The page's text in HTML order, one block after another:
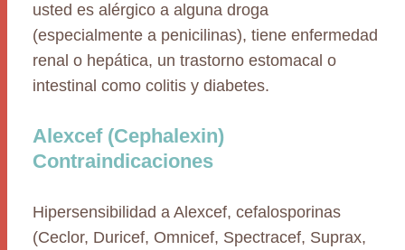
usted es alérgico a alguna droga
(especialmente a penicilinas), tiene enfermedad
renal o hepática, un trastorno estomacal o
intestinal como colitis y diabetes.
Alexcef (Cephalexin)
Contraindicaciones
Hipersensibilidad a Alexcef, cefalosporinas
(Ceclor, Duricef, Omnicef, Spectracef, Suprax,